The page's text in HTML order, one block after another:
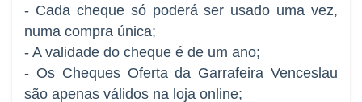
- Cada cheque só poderá ser usado uma vez,
numa compra única;
- A validade do cheque é de um ano;
- Os Cheques Oferta da Garrafeira Venceslau
são apenas válidos na loja online;